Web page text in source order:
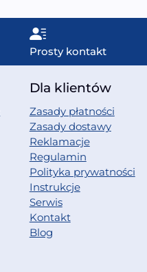
Prosty kontakt
Dla klientów
Zasady płatności
Zasady dostawy
Reklamacje
Regulamin
Polityka prywatności
Instrukcje
Serwis
Kontakt
Blog